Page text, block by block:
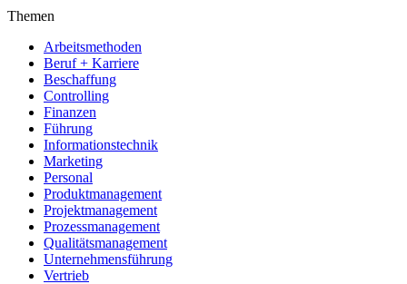
Themen
Arbeitsmethoden
Beruf + Karriere
Beschaffung
Controlling
Finanzen
Führung
Informationstechnik
Marketing
Personal
Produktmanagement
Projektmanagement
Prozessmanagement
Qualitätsmanagement
Unternehmensführung
Vertrieb